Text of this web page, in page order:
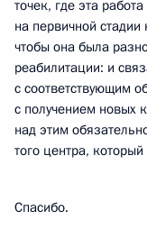
точек, где эта
на первичной стадии
чтобы она была
реабилитации: и
с соответствующим
с получением новых
над этим
того центра,
Спасибо.